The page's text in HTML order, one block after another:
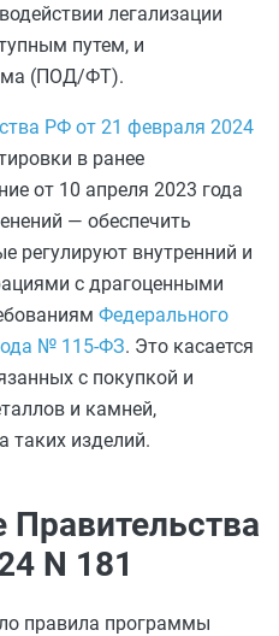
легализации
путем, и
(ПОД/ФТ).
РФ от 21 февраля 2024
в ранее
от 10 апреля 2023 года
— обеспечить
регулируют внутренний и
с драгоценными
Федерального
№ 115-ФЗ. Это касается
с покупкой и
и камней,
таких изделий.
Правительства
N 181
правила программы